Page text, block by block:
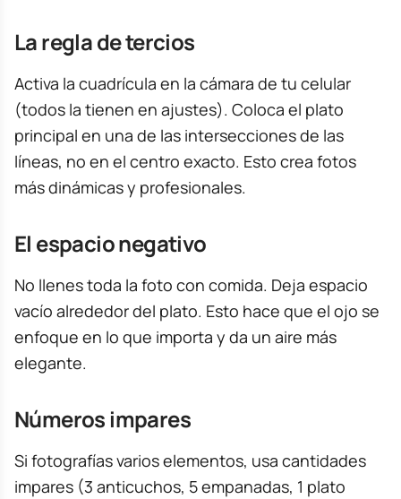
La regla de tercios
Activa la cuadrícula en la cámara de tu celular
(todos la tienen en ajustes). Coloca el plato
principal en una de las intersecciones de las
líneas, no en el centro exacto. Esto crea fotos
más dinámicas y profesionales.
El espacio negativo
No llenes toda la foto con comida. Deja espacio
vacío alrededor del plato. Esto hace que el ojo se
enfoque en lo que importa y da un aire más
elegante.
Números impares
Si fotografías varios elementos, usa cantidades
impares (3 anticuchos, 5 empanadas, 1 plato